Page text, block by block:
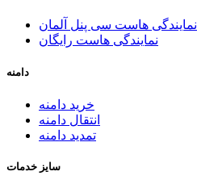
نمایندگی هاست سی پنل آلمان
نمایندگی هاست رایگان
دامنه
خرید دامنه
انتقال دامنه
تمدید دامنه
سایز خدمات